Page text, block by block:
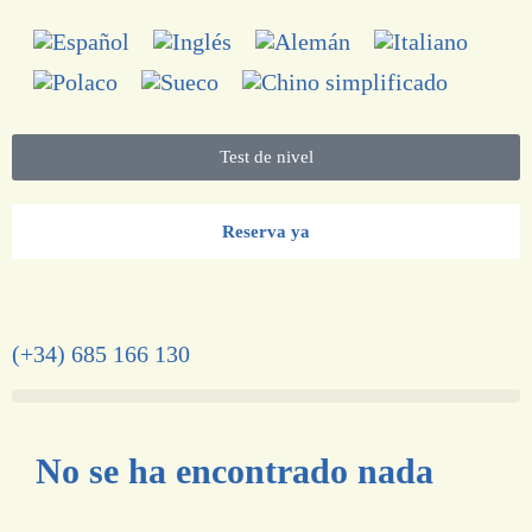
Test de nivel
Reserva ya
(+34) 685 166 130
No se ha encontrado nada